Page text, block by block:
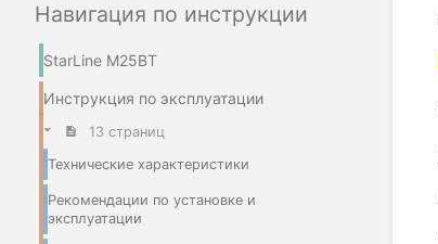
Навигация по инструкции
StarLine M25BT
Инструкция по эксплуатации
13 страниц
Технические характеристики
Рекомендации по установке и
эксплуатации